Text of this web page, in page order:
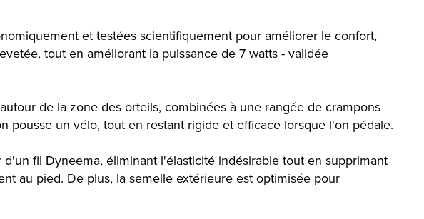
et testées scientifiquement pour améliorer le confort,
tout en améliorant la puissance de 7 watts - validée
de la zone des orteils, combinées à une rangée de crampons
un vélo, tout en restant rigide et efficace lorsque l'on pédale.
fil Dyneema, éliminant l'élasticité indésirable tout en supprimant
au pied. De plus, la semelle extérieure est optimisée pour